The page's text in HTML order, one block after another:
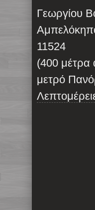
Γεωργίου
11524
(400 μέτρα
μετρό